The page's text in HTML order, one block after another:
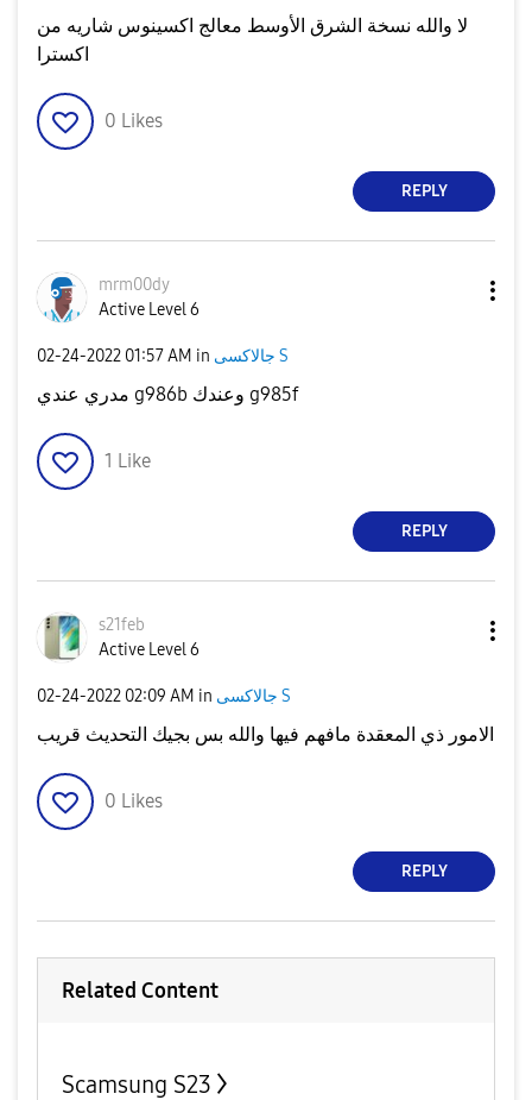
لا والله نسخة الشرق الأوسط معالج اكسينوس شاريه من
اكسترا
0 Likes
REPLY
mrm00dy
Active Level 6
‎02-24-2022 01:57 AM in جالاكسى S
مدري عندي g986b وعندك g985f
1 Like
REPLY
s21feb
Active Level 6
‎02-24-2022 02:09 AM in جالاكسى S
الامور ذي المعقدة مافهم فيها والله بس بجيك التحديث قريب
0 Likes
REPLY
Related Content
Scamsung S23